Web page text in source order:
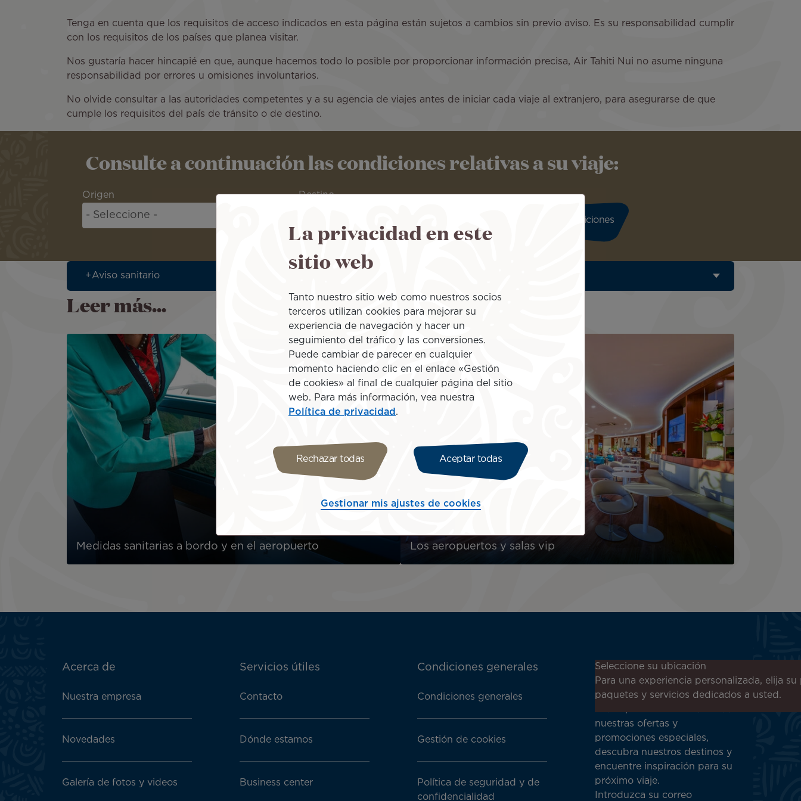
Tenga en cuenta que los requisitos de acceso indicados en esta página están sujetos a cambios sin previo aviso. Es su responsabilidad cumplir
con los requisitos de los países que planea visitar.
Nos gustaría hacer hincapié en que, aunque hacemos todo lo posible por proporcionar información precisa, Air Tahiti Nui no asume ninguna
responsabilidad por errores u omisiones involuntarios.
No olvide consultar a las autoridades competentes y a su agencia de viajes antes de iniciar cada viaje al extranjero, para asegurarse de que
cumple los requisitos del país de tránsito o de destino.
Consulte a continuación las condiciones relativas a su viaje:
Origen Destino
Aviso sanitario
Leer más...
Medidas sanitarias a bordo y en el aeropuerto Los aeropuertos y salas vip
ATN:
menu
Acerca de
Nuestra empresa
Novedades
Galería de fotos y videos
Servicios útiles
Contacto
Dónde estamos
Business center
Condiciones generales
Condiciones generales
Gestión de cookies
Política de seguridad y de
confidencialidad
¡Suscríbase a nuestro boletín
de noticias para recibir las
últimas novedades!
nuestras ofertas y
promociones especiales,
descubra nuestros destinos y
encuentre inspiración para su
próximo viaje.
Introduzca su correo
Seleccione su ubicación
Para una experiencia personalizada, elija
paquetes y servicios dedicados a usted.
La privacidad en este
sitio web
Tanto nuestro sitio web como nuestros socios
terceros utilizan cookies para mejorar su
experiencia de navegación y hacer un
seguimiento del tráfico y las conversiones.
Puede cambiar de parecer en cualquier
momento haciendo clic en el enlace «Gestión
de cookies» al final de cualquier página del sitio
web. Para más información, vea nuestra
Política de privacidad .
Rechazar todas Aceptar todas
Gestionar mis ajustes de cookies